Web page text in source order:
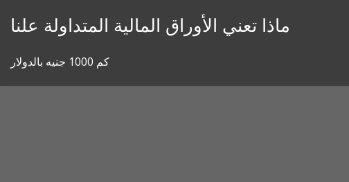
ماذا تعني الأوراق المالية المتداولة علنا
كم 1000 جنيه بالدولار